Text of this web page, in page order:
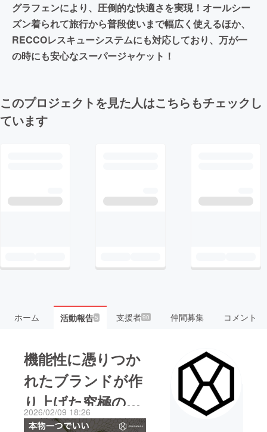
グラフェンにより、圧倒的な快適さを実現！オールシー
ズン着られて旅行から普段使いまで幅広く使えるほか、
RECCOレスキューシステムにも対応しており、万が一
の時にも安心なスーパージャケット！
このプロジェクトを見た人はこちらもチェックし
ています
ホーム 活動報告5 支援者90 仲間募集 コメント
機能性に憑りつか
れたブランドが作
り上げた究極のAll
in Oneジャケッ
2026/02/09 18:26